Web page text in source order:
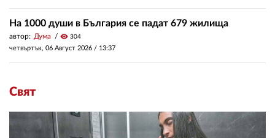
На 1000 души в България се падат 679 жилища
автор: Дума visibility 304
четвъртък, 06 Август 2026 / 13:37
Свят